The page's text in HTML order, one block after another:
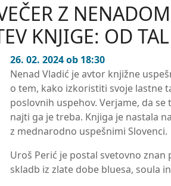
Z
KNJIGE: OD
26. 02. 2024 ob 18:30
Nenad Vladić je avtor knjižne
o tem, kako izkoristiti svoje lastne
poslovnih uspehov. Verjame, da
najti ga je treba. Knjiga je nastala
z mednarodno uspešnimi Slovenci.
Uroš Perić je postal svetovno
skladb iz zlate dobe bluesa, soula